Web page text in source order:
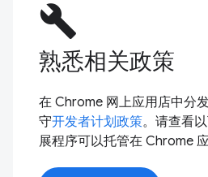
build
熟悉相关政策
在 Chrome 网上应用店中分
守开发者计划政策。请查看
展程序可以托管在 Chrome 应